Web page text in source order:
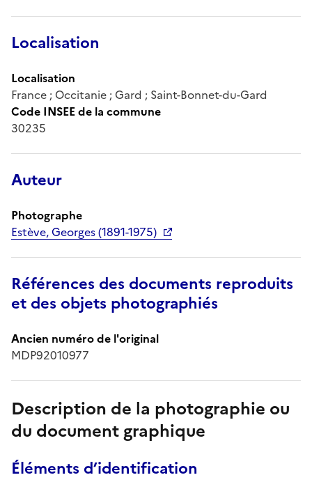
Localisation
Localisation
France ; Occitanie ; Gard ; Saint-Bonnet-du-Gard
Code INSEE de la commune
30235
Auteur
Photographe
Estève, Georges (1891-1975)
Références des documents reproduits
et des objets photographiés
Ancien numéro de l'original
MDP92010977
Description de la photographie ou
du document graphique
Éléments d’identification